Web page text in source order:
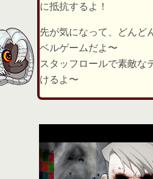
に抵抗するよ！
先が気になって、どんど
ベルゲームだよ〜
スタッフロールで素敵な
けるよ〜